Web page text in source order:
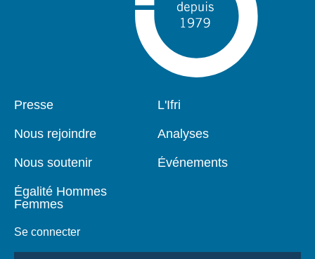
Pied
Presse
Nous rejoindre
Nous soutenir
Égalité Hommes
Femmes
Se connecter
Navigation
L'Ifri
Analyses
Événements